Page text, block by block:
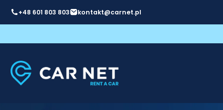
+48 601 803 803 kontakt@carnet.pl